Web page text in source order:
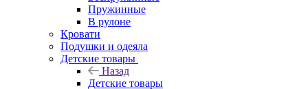
Пружинные
В рулоне
Кровати
Подушки и одеяла
Детские товары
Назад
Детские товары